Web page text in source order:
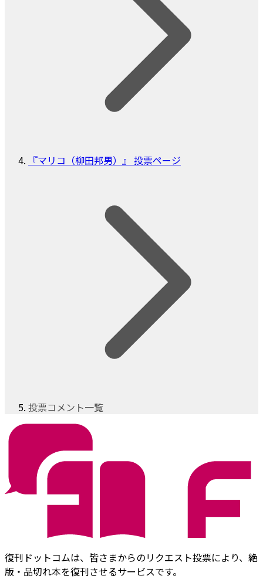
『マリコ（柳田邦男）』 投票ページ
投票コメント一覧
復刊ドットコムは、皆さまからのリクエスト投票により、絶
版・品切れ本を復刊させるサービスです。